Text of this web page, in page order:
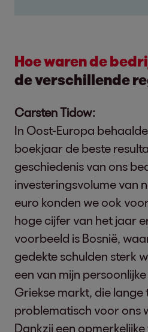
Hoe waren de
de verschillende
Carsten Tidow:
In Oost-Europa
boekjaar de beste
geschiedenis van ons
investeringsvolume van
euro konden we ook
hoge cijfer van het jaar
voorbeeld is Bosnië,
gedekte schulden sterk
een van mijn
Griekse markt, die lange
problematisch voor ons
Dankzij een